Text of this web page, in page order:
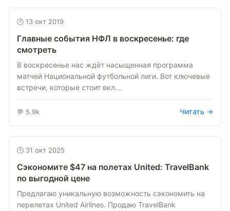
🕒 13 окт 2019
Главные события НФЛ в воскресенье: где
смотреть
В воскресенье нас ждёт насыщенная программа
матчей Национальной футбольной лиги. Вот ключевые
встречи, которые стоит вкл...
💬 5.9k Читать →
🕒 31 окт 2025
Сэкономите $47 на полетах United: TravelBank
по выгодной цене
Предлагаю уникальную возможность сэкономить на
перелетах United Airlines. Продаю TravelBank